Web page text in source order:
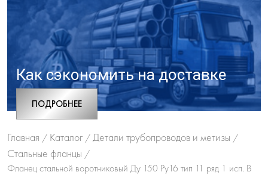
Как сэкономить на доставке
ПОДРОБНЕЕ
Главная / Каталог /Детали трубопроводов и метизы /
Стальные фланцы /
Фланец стальной воротниковый Ду 150 Ру16 тип 11 ряд 1 исп. B